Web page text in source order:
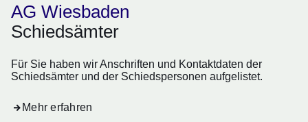
AG Wiesbaden
Schiedsämter
Für Sie haben wir Anschriften und Kontaktdaten der
Schiedsämter und der Schiedspersonen aufgelistet.
Mehr erfahren